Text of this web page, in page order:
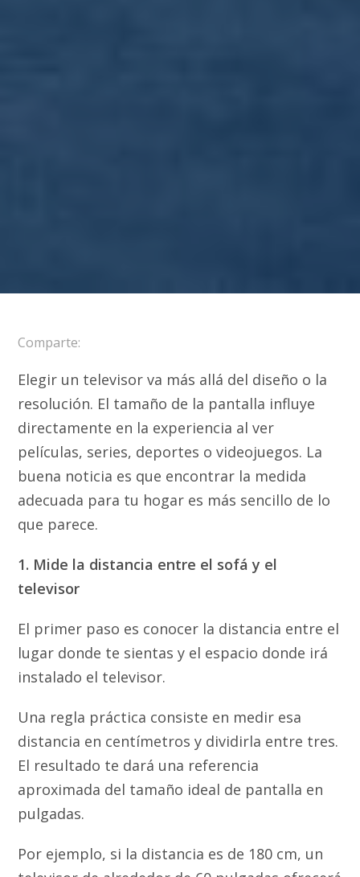
Comparte:
Elegir un televisor va más allá del diseño o la
resolución. El tamaño de la pantalla influye
directamente en la experiencia al ver
películas, series, deportes o videojuegos. La
buena noticia es que encontrar la medida
adecuada para tu hogar es más sencillo de lo
que parece.
1. Mide la distancia entre el sofá y el
televisor
El primer paso es conocer la distancia entre el
lugar donde te sientas y el espacio donde irá
instalado el televisor.
Una regla práctica consiste en medir esa
distancia en centímetros y dividirla entre tres.
El resultado te dará una referencia
aproximada del tamaño ideal de pantalla en
pulgadas.
Por ejemplo, si la distancia es de 180 cm, un